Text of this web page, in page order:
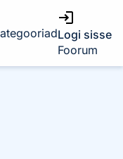
Logi sisse
Foorum